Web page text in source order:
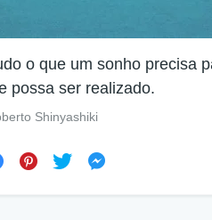
o que um sonho precisa
possa ser realizado.
Shinyashiki